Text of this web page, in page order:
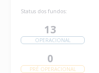
Status dos fundos:
13
OPERACIONAL
0
PRÉ OPERACIONAL